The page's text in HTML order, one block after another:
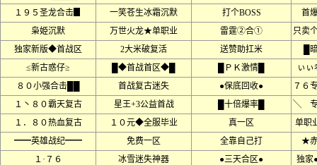
１９５圣龙合击▊
一笑苍生冰霜沉默 打个BOSS
首
枭姫沉默
万世火龙★单职业 雷霆②合①
只卖
独家新版◆首战区
2大米破复活 送赞助扛米
█
≤新古惑仔≥
█◆首战首区◆█ █ＰＫ激情█
ぃぃ
８０小强合击██
首战复古迷失 ●保底回收●
７６
１丶８０霸天复古
星王+3公益首战 █十倍爆率█
╲
１．８０热血复古
１０元◆全服毕业 真一区
单职
━━英雄战纪━━
免费一区 全靠自己打
★
１·７６
冰雪迷失神器 ●三天合区●
独家